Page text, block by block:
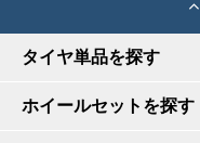
タイヤ単品を探す
ホイールセットを探す